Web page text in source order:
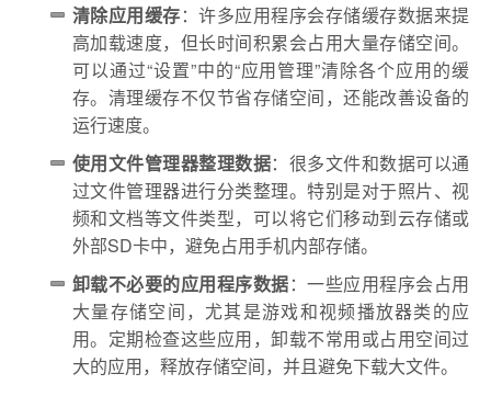
清除应用缓存：许多应用程序会存储缓存数据来提
高加载速度，但长时间积累会占用大量存储空间。
可以通过“设置”中的“应用管理”清除各个应用的缓
存。清理缓存不仅节省存储空间，还能改善设备的
运行速度。
使用文件管理器整理数据：很多文件和数据可以通
过文件管理器进行分类整理。特别是对于照片、视
频和文档等文件类型，可以将它们移动到云存储或
外部SD卡中，避免占用手机内部存储。
卸载不必要的应用程序数据：一些应用程序会占用
大量存储空间，尤其是游戏和视频播放器类的应
用。定期检查这些应用，卸载不常用或占用空间过
大的应用，释放存储空间，并且避免下载大文件。